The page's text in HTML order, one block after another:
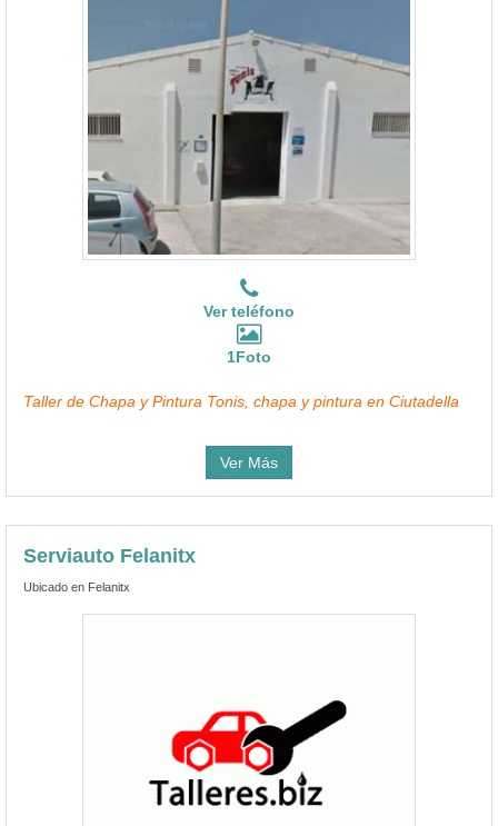
Ver teléfono
1Foto
Taller de Chapa y Pintura Tonis, chapa y pintura en Ciutadella
Ver Más
Serviauto Felanitx
Ubicado en Felanitx